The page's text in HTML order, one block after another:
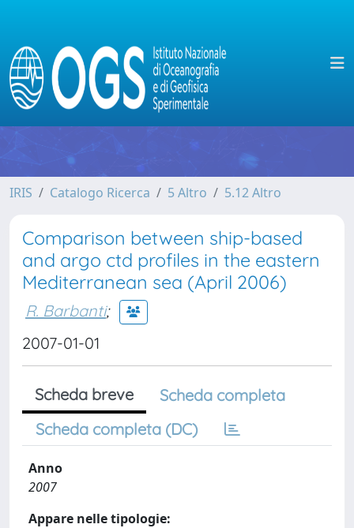
IRIS Catalogo Ricerca 5 Altro 5.12 Altro
Comparison between ship-based
and argo ctd profiles in the eastern
Mediterranean sea (April 2006)
R. Barbanti;
2007-01-01
Scheda breve
Scheda completa
Scheda completa (DC)
Anno
2007
Appare nelle tipologie: